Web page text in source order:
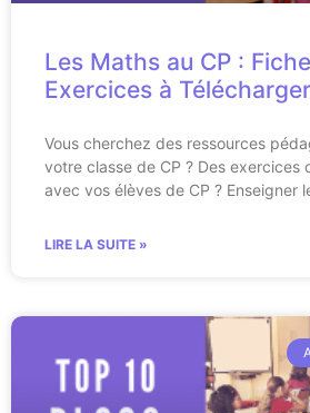
Les Maths au CP :
Exercices à Télécharger
Vous cherchez des ressources
votre classe de CP ? Des exercices
avec vos élèves de CP ? Enseigner
LIRE LA SUITE »